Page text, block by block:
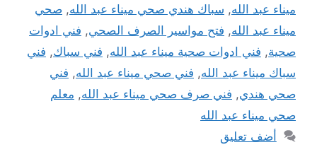
ميناء عبد الله, سباك هندي صحي ميناء عبد الله, صحي
ميناء عبد الله, فتح مواسير الصرف الصحي, فني ادوات
صحية, فني ادوات صحية ميناء عبد الله, فني سباك, فني
سباك ميناء عبد الله, فني صحي ميناء عبد الله, فني
صحي هندي, فني صرف صحي ميناء عبد الله, معلم
صحي ميناء عبد الله
أضف تعليق